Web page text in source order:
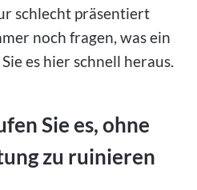
schlecht präsentiert
noch fragen, was ein
es hier schnell heraus.
Sie es, ohne
zu ruinieren